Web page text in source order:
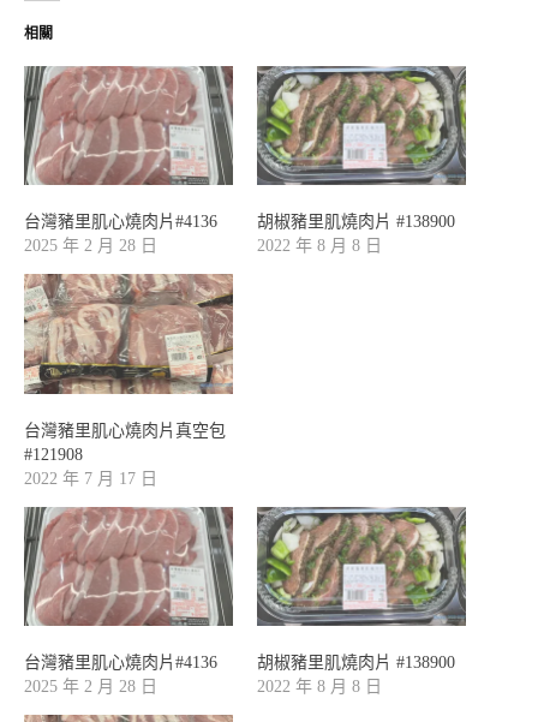
相關
台灣豬里肌心燒肉片#4136
2025 年 2 月 28 日
胡椒豬里肌燒肉片 #138900
2022 年 8 月 8 日
台灣豬里肌心燒肉片真空包
#121908
2022 年 7 月 17 日
台灣豬里肌心燒肉片#4136
2025 年 2 月 28 日
胡椒豬里肌燒肉片 #138900
2022 年 8 月 8 日